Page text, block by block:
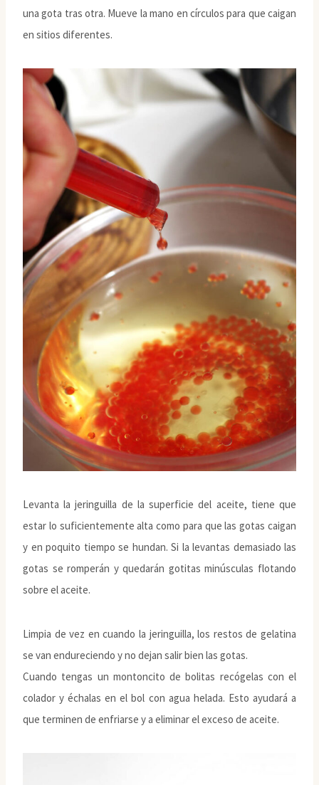
una gota tras otra. Mueve la mano en círculos para que caigan
en sitios diferentes.
Levanta la jeringuilla de la superficie del aceite, tiene que
estar lo suficientemente alta como para que las gotas caigan
y en poquito tiempo se hundan. Si la levantas demasiado las
gotas se romperán y quedarán gotitas minúsculas flotando
sobre el aceite.
Limpia de vez en cuando la jeringuilla, los restos de gelatina
se van endureciendo y no dejan salir bien las gotas.
Cuando tengas un montoncito de bolitas recógelas con el
colador y échalas en el bol con agua helada. Esto ayudará a
que terminen de enfriarse y a eliminar el exceso de aceite.